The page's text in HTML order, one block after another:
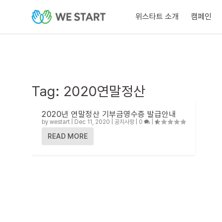
위스타트 소개 캠페인
Tag: 2020연말정산
2020년 연말정산 기부금영수증 발급안내
by westart Dec 11, 2020 공지사항 0
READ MORE